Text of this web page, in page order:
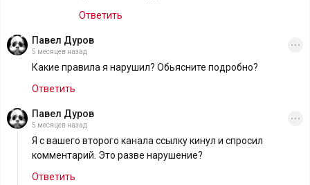
Ответить
Павел Дуров
5 месяцев назад
Какие правила я нарушил? Обьясните подробно?
Ответить
Павел Дуров
5 месяцев назад
Я с вашего второго канала ссылку кинул и спросил
комментарий. Это разве нарушение?
Ответить